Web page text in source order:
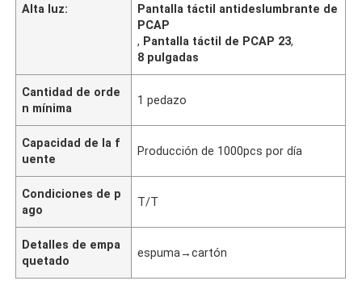
Alta luz:
Pantalla táctil antideslumbrante de
PCAP
, Pantalla táctil de PCAP 23,
8 pulgadas
Cantidad de orde
n mínima
1 pedazo
Capacidad de la f
uente
Producción de 1000pcs por día
Condiciones de p
ago
T/T
Detalles de empa
quetado
espuma→cartón